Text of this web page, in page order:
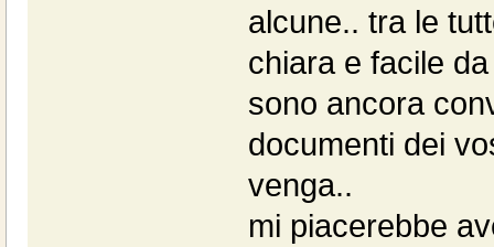
alcune.. tra le
chiara e facile
sono ancora
documenti dei
venga..
mi piacerebbe